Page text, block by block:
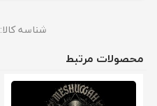
شناسه کالا:
محصولات مرتبط